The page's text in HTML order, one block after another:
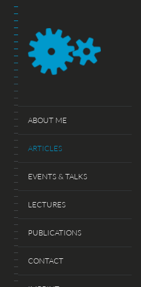
ABOUT ME
ARTICLES
EVENTS & TALKS
LECTURES
PUBLICATIONS
CONTACT